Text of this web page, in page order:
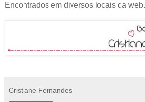
Encontrados em diversos locais da web.
Cristiane Fernandes